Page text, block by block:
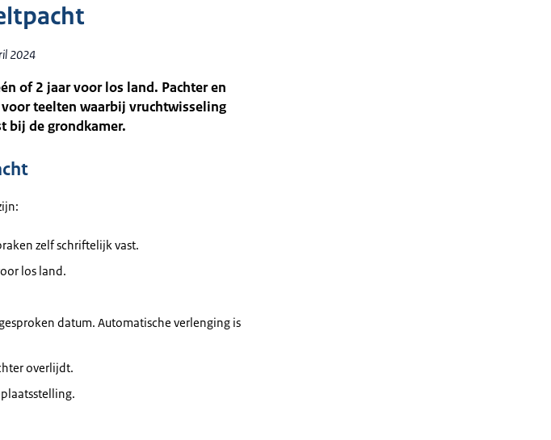
2024
of 2 jaar voor los land. Pachter en
teelten waarbij vruchtwisseling
bij de grondkamer.
zelf schriftelijk vast.
los land.
datum. Automatische verlenging is
overlijdt.